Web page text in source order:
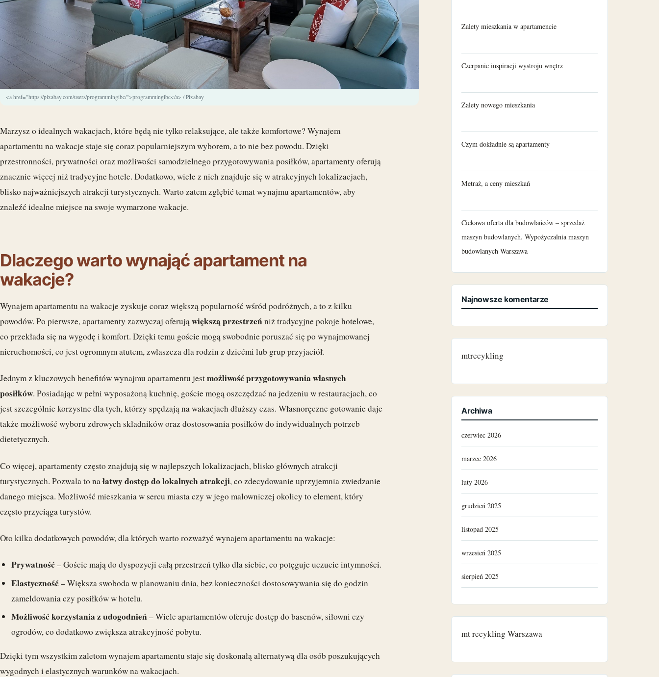
<a href="https://pixabay.com/users/programmingibc/">programmingibc</a> / Pixabay
Marzysz o idealnych wakacjach, które będą nie tylko relaksujące, ale także komfortowe? Wynajem
apartamentu na wakacje staje się coraz popularniejszym wyborem, a to nie bez powodu. Dzięki
przestronności, prywatności oraz możliwości samodzielnego przygotowywania posiłków, apartamenty oferują
znacznie więcej niż tradycyjne hotele. Dodatkowo, wiele z nich znajduje się w atrakcyjnych lokalizacjach,
blisko najważniejszych atrakcji turystycznych. Warto zatem zgłębić temat wynajmu apartamentów, aby
znaleźć idealne miejsce na swoje wymarzone wakacje.
Dlaczego warto wynająć apartament na
wakacje?
Wynajem apartamentu na wakacje zyskuje coraz większą popularność wśród podróżnych, a to z kilku
powodów. Po pierwsze, apartamenty zazwyczaj oferująwiększą przestrzeńniż tradycyjne pokoje hotelowe,
co przekłada się na wygodę i komfort. Dzięki temu goście mogą swobodnie poruszać się po wynajmowanej
nieruchomości, co jest ogromnym atutem, zwłaszcza dla rodzin z dziećmi lub grup przyjaciół.
Jednym z kluczowych benefitów wynajmu apartamentu jestmożliwość przygotowywania własnych
posiłków. Posiadając w pełni wyposażoną kuchnię, goście mogą oszczędzać na jedzeniu w restauracjach, co
jest szczególnie korzystne dla tych, którzy spędzają na wakacjach dłuższy czas. Własnoręczne gotowanie daje
także możliwość wyboru zdrowych składników oraz dostosowania posiłków do indywidualnych potrzeb
dietetycznych.
Co więcej, apartamenty często znajdują się w najlepszych lokalizacjach, blisko głównych atrakcji
turystycznych. Pozwala to nałatwy dostęp do lokalnych atrakcji, co zdecydowanie uprzyjemnia zwiedzanie
danego miejsca. Możliwość mieszkania w sercu miasta czy w jego malowniczej okolicy to element, który
często przyciąga turystów.
Oto kilka dodatkowych powodów, dla których warto rozważyć wynajem apartamentu na wakacje:
Prywatność– Goście mają do dyspozycji całą przestrzeń tylko dla siebie, co potęguje uczucie intymności.
Elastyczność– Większa swoboda w planowaniu dnia, bez konieczności dostosowywania się do godzin
zameldowania czy posiłków w hotelu.
Możliwość korzystania z udogodnień– Wiele apartamentów oferuje dostęp do basenów, siłowni czy
ogrodów, co dodatkowo zwiększa atrakcyjność pobytu.
Dzięki tym wszystkim zaletom wynajem apartamentu staje się doskonałą alternatywą dla osób poszukujących
wygodnych i elastycznych warunków na wakacjach.
Zalety mieszkania w apartamencie
Czerpanie inspiracji wystroju wnętrz
Zalety nowego mieszkania
Czym dokładnie są apartamenty
Metraż, a ceny mieszkań
Ciekawa oferta dla budowlańców – sprzedaż
maszyn budowlanych. Wypożyczalnia maszyn
budowlanych Warszawa
Najnowsze komentarze
mtrecykling
Archiwa
czerwiec 2026
marzec 2026
luty 2026
grudzień 2025
listopad 2025
wrzesień 2025
sierpień 2025
mt recykling Warszawa